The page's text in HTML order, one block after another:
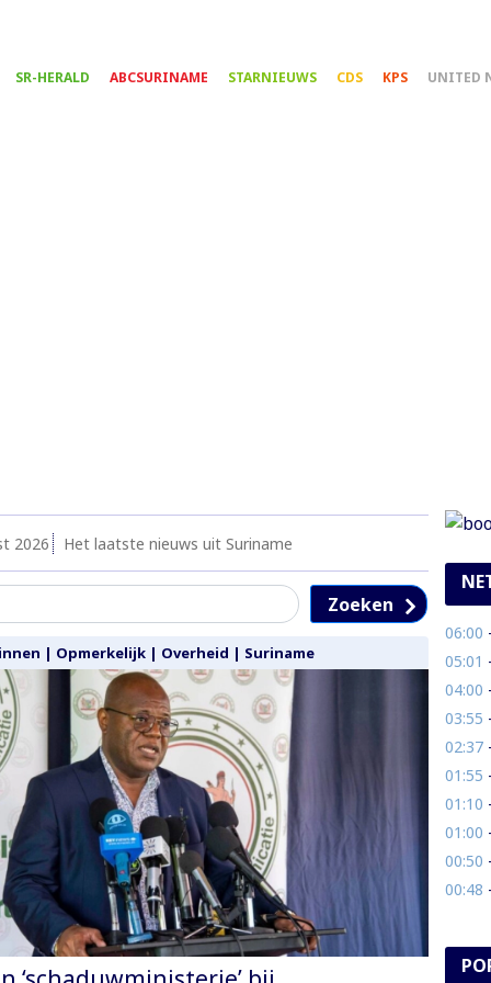
naar
SR-HERALD ABCSURINAME STARNIEUWS CDS KPS UNITED
2026 Het laatste nieuws uit Suriname
Zoeken
| Opmerkelijk| Overheid | Suriname
06:00 -
05:01
04:00
03:55
02:37-
01:55
01:10 -
01:00
00:50
00:48